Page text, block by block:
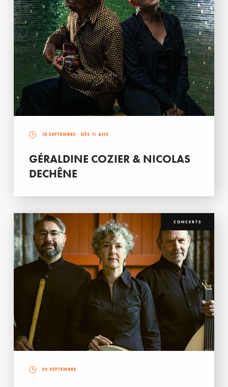
18 SEPTEMBRE - DÈS 11 ANS
GÉRALDINE COZIER & NICOLAS
DECHÊNE
CONCERTS
30 SEPTEMBRE